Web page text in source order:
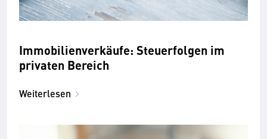
Immobilienverkäufe: Steuerfolgen im
privaten Bereich
Weiterlesen